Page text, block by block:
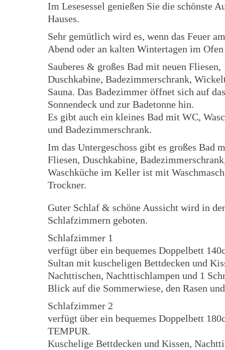
Im Lesesessel genießen Sie die schönste
Hauses.
Sehr gemütlich wird es, wenn das Feuer
Abend oder an kalten Wintertagen im
Sauberes & großes Bad mit neuen Fliesen,
Duschkabine, Badezimmerschrank,
Sauna. Das Badezimmer öffnet sich auf das
Sonnendeck und zur Badetonne hin.
Es gibt auch ein kleines Bad mit WC,
und Badezimmerschrank.
Im das Untergeschoss gibt es großes Bad
Fliesen, Duschkabine,
Waschküche im Keller ist mit
Trockner.
Guter Schlaf & schöne Aussicht wird in
Schlafzimmern geboten.
Schlafzimmer 1
verfügt über ein bequemes Doppelbett
Sultan mit kuscheligen Bettdecken und
Nachttischen, Nachttischlampen und 1
Blick auf die Sommerwiese, den Rasen
Schlafzimmer 2
verfügt über ein bequemes Doppelbett
TEMPUR.
Kuschelige Bettdecken und Kissen,